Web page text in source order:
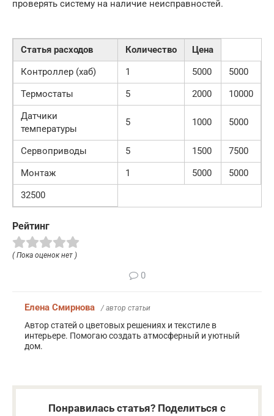
проверять систему на наличие неисправностей.
Статья расходов Количество
Цена
Контроллер (хаб)
1 5000
5000
Термостаты
5 2000
10000
Датчики
температуры
5 1000 5000
Сервоприводы 5 1500
7500
Монтаж
1 5000
5000
32500
Рейтинг
( Пока оценок нет )
0
Елена Смирнова / автор статьи
Автор статей о цветовых решениях и текстиле в
интерьере. Помогаю создать атмосферный и уютный
дом.
Понравилась статья? Поделиться с